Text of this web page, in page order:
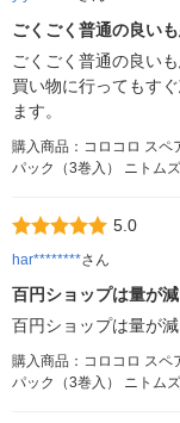
ごくごく普通の良い
ごくごく普通の良い
買い物に行ってもす
ます。
購入商品：コロコロ スペ
パック（3巻入） ニトムズ
5.0
har********さん
百円ショップは量が
百円ショップは量が
購入商品：コロコロ スペ
パック（3巻入） ニトムズ